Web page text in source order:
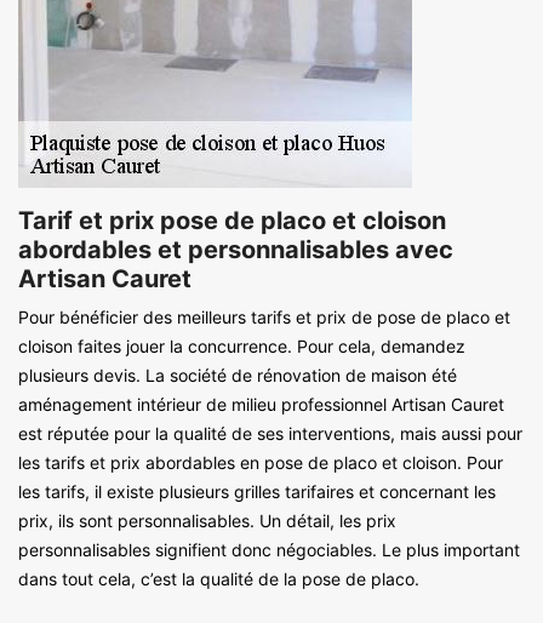
Tarif et prix pose de placo et cloison
abordables et personnalisables avec
Artisan Cauret
Pour bénéficier des meilleurs tarifs et prix de pose de placo et
cloison faites jouer la concurrence. Pour cela, demandez
plusieurs devis. La société de rénovation de maison été
aménagement intérieur de milieu professionnel Artisan Cauret
est réputée pour la qualité de ses interventions, mais aussi pour
les tarifs et prix abordables en pose de placo et cloison. Pour
les tarifs, il existe plusieurs grilles tarifaires et concernant les
prix, ils sont personnalisables. Un détail, les prix
personnalisables signifient donc négociables. Le plus important
dans tout cela, c’est la qualité de la pose de placo.